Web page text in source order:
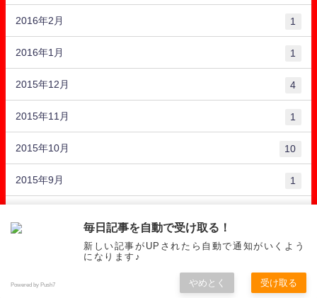
2016年2月 1
2016年1月 1
2015年12月 4
2015年11月 1
2015年10月 10
2015年9月 1
RACKET
スタテニ【Star Tennis】 All Rights Reserved.
毎日記事を自動で受け取る！
新しい記事がUPされたら自動で通知がいくよう
になります♪
Powered by Push7 やめとく 受け取る